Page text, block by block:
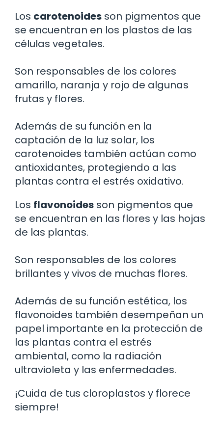
Los carotenoides son pigmentos que
se encuentran en los plastos de las
células vegetales.
Son responsables de los colores
amarillo, naranja y rojo de algunas
frutas y flores.
Además de su función en la
captación de la luz solar, los
carotenoides también actúan como
antioxidantes, protegiendo a las
plantas contra el estrés oxidativo.
Los flavonoides son pigmentos que
se encuentran en las flores y las hojas
de las plantas.
Son responsables de los colores
brillantes y vivos de muchas flores.
Además de su función estética, los
flavonoides también desempeñan un
papel importante en la protección de
las plantas contra el estrés
ambiental, como la radiación
ultravioleta y las enfermedades.
¡Cuida de tus cloroplastos y florece
siempre!